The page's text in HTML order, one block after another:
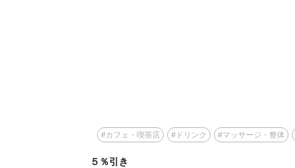
#カフェ・喫茶店 #ドリンク #マッサージ・整体
５％引き